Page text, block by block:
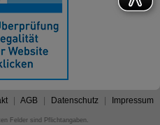
AGB Datenschutz Impressum
Felder sind Pflichtangaben.